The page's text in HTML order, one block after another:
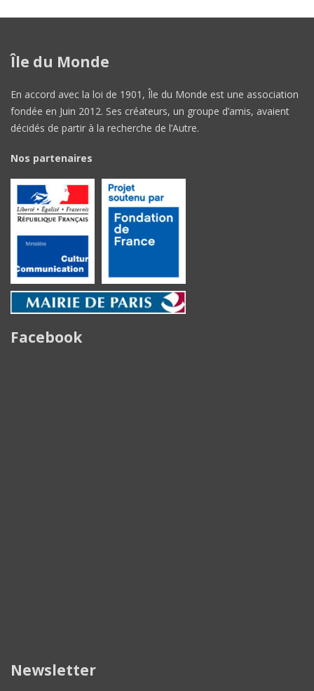
Île du Monde
En accord avec la loi de 1901, Île du Monde est une association
fondée en Juin 2012. Ses créateurs, un groupe d’amis, avaient
décidés de partir à la recherche de l’Autre.
Nos partenaires
Facebook
Newsletter